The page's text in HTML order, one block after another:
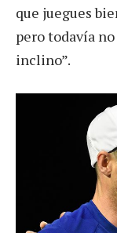
que juegues
pero todavía
inclino”.